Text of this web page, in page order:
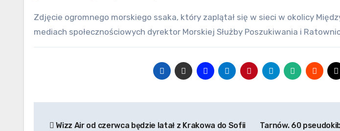
Zdjęcie ogromnego morskiego ssaka, który zaplątał się w sieci w okolicy
mediach społecznościowych dyrektor Morskiej Służby Poszukiwania i
Wizz Air od czerwca będzie latał z Krakowa do Sofii
Tarnów. 60